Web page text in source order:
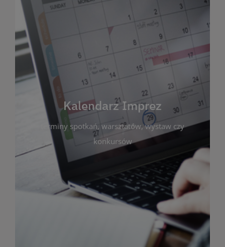
Kalendarz Imprez
terminy spotkań, warsztatów, wystaw czy
konkursów
Kalendarz Imprez
Zakładka ta gromadzi wszystkie planowane
wydarzenia kulturalne i edukacyjne organizowane
przez bibliotekę. Możesz tu sprawdzić terminy
spotkań, warsztatów, wystaw czy konkursów.
Dzięki przejrzystemu kalendarzowi łatwo
zaplanujesz udział w interesujących Cię
wydarzeniach. Aktualizujemy harmonogram na
bieżąco, by zawsze był zgodny z planem pracy
biblioteki. Zapraszamy do śledzenia i uczestnictwa
w życiu kulturalnym miasta!
WIĘCEJ